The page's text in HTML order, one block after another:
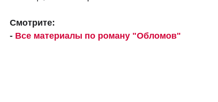
Смотрите:
- Все материалы по роману "Обломов"